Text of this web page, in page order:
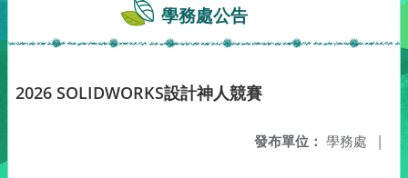
學務處公告
2026 SOLIDWORKS設計神人競賽
發布單位： 學務處 |